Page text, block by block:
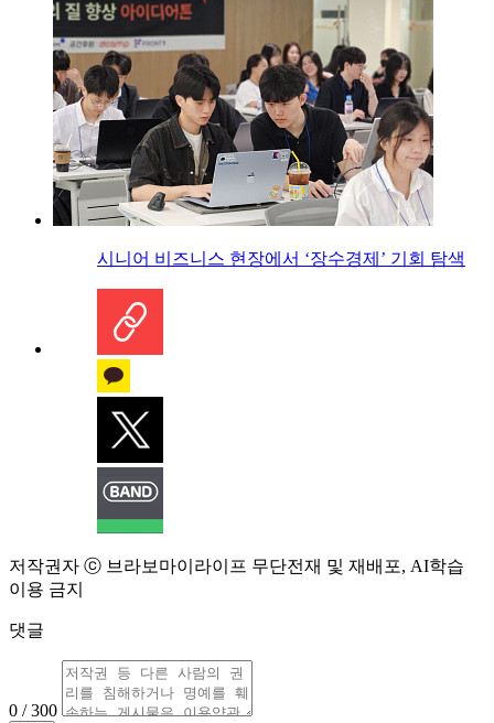
시니어 비즈니스 현장에서 ‘장수경제’ 기회 탐색
저작권자 ⓒ 브라보마이라이프 무단전재 및 재배포, AI학습
이용 금지
댓글
0 / 300